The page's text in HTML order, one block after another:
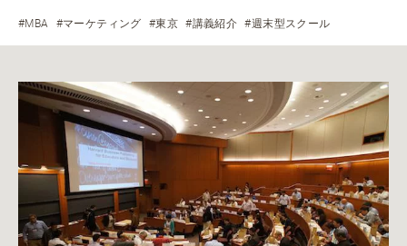
#MBA #マーケティング #東京 #講義紹介 #週末型スクール